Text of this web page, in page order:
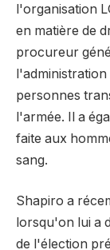
l'organisation
en matière de
procureur
personnes
l'armée. Il a
faite aux
sang.
Shapiro a
lorsqu'on lui a
de l'élection